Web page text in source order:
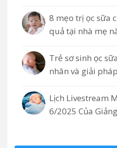
8 mẹo trị ọc sữa
quả tại nhà mẹ
Trẻ sơ sinh ọc
nhân và giải
Lịch Livestream
6/2025 Của